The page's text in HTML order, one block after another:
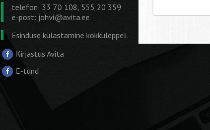
telefon: 33 70 108, 555 20 359
e-post: johvi@avita.ee
Esinduse külastamine kokkuleppel.
Kirjastus Avita
E-tund